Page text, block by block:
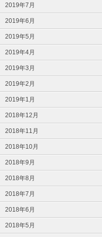
2019年7月
2019年6月
2019年5月
2019年4月
2019年3月
2019年2月
2019年1月
2018年12月
2018年11月
2018年10月
2018年9月
2018年8月
2018年7月
2018年6月
2018年5月